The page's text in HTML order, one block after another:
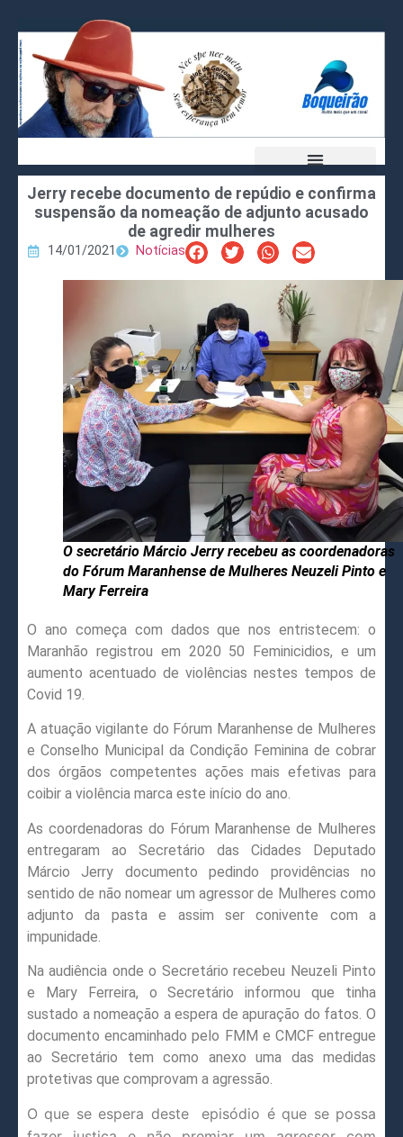
Jerry recebe documento de repúdio e confirma
suspensão da nomeação de adjunto acusado
de agredir mulheres
14/01/2021 Notícias
O secretário Márcio Jerry recebeu as coordenadoras
do Fórum Maranhense de Mulheres Neuzeli Pinto e
Mary Ferreira
O ano começa com dados que nos entristecem: o
Maranhão registrou em 2020 50 Feminicidios, e um
aumento acentuado de violências nestes tempos de
Covid 19.
A atuação vigilante do Fórum Maranhense de Mulheres
e Conselho Municipal da Condição Feminina de cobrar
dos órgãos competentes ações mais efetivas para
coibir a violência marca este início do ano.
As coordenadoras do Fórum Maranhense de Mulheres
entregaram ao Secretário das Cidades Deputado
Márcio Jerry documento pedindo providências no
sentido de não nomear um agressor de Mulheres como
adjunto da pasta e assim ser conivente com a
impunidade.
Na audiência onde o Secretário recebeu Neuzeli Pinto
e Mary Ferreira, o Secretário informou que tinha
sustado a nomeação a espera de apuração do fatos. O
documento encaminhado pelo FMM e CMCF entregue
ao Secretário tem como anexo uma das medidas
protetivas que comprovam a agressão.
O que se espera deste
episódio é que se possa